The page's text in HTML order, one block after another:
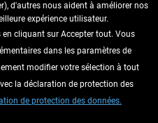
DERNIÈRES
d'autres nous aident à améliorer nos
expérience utilisateur.
cliquant sur Accepter tout. Vous
dans les paramètres de
modifier votre sélection à tout
la déclaration de protection des
de protection des données.